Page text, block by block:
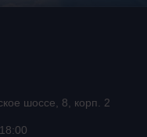
шоссе, 8, корп. 2